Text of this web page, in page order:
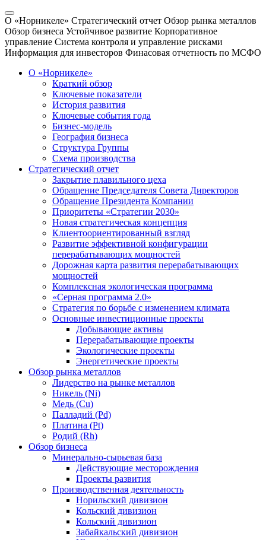
О «Норникеле» Стратегический отчет Обзор рынка металлов
Обзор бизнеса Устойчивое развитие Корпоративное
управление Система контроля и управление рисками
Информация для инвесторов Финасовая отчетность по МСФО
О «Норникеле»
Краткий обзор
Ключевые показатели
История развития
Ключевые события года
Бизнес-модель
География бизнеса
Структура Группы
Схема производства
Стратегический отчет
Закрытие плавильного цеха
Обращение Председателя Совета Директоров
Обращение Президента Компании
Приоритеты «Стратегии 2030»
Новая стратегическая концепция
Клиентоориентированный взгляд
Развитие эффективной конфигурации
перерабатывающих мощностей
Дорожная карта развития перерабатывающих
мощностей
Комплексная экологическая программа
«Серная программа 2.0»
Стратегия по борьбе с изменением климата
Основные инвестиционные проекты
Добывающие активы
Перерабатывающие проекты
Экологические проекты
Энергетические проекты
Обзор рынка металлов
Лидерство на рынке металлов
Никель (Ni)
Медь (Cu)
Палладий (Pd)
Платина (Pt)
Родий (Rh)
Обзор бизнеса
Минерально-сырьевая база
Действующие месторождения
Проекты развития
Производственная деятельность
Норильский дивизион
Кольский дивизион
Кольский дивизион
Забайкальский дивизион